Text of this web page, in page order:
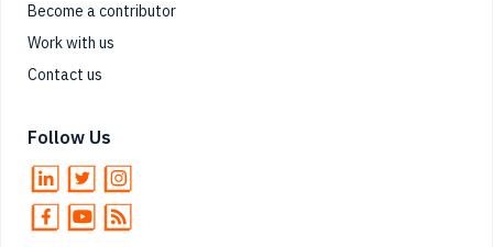
Become a contributor
Work with us
Contact us
Follow Us